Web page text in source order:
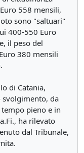
558 mensili,
sono "saltuari"
400-550 Euro
il peso del
380 mensili
di Catania,
svolgimento, da
pieno e in
ha rilevato
dal Tribunale,